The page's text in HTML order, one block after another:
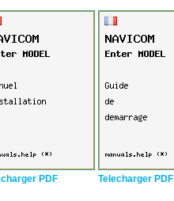
PDF Telecharger PDF